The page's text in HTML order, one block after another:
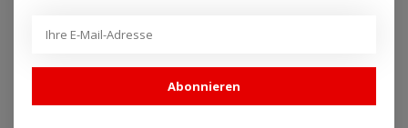
SCARABEO 400 Light (2006–
€430,95 €379,24 €430,95 €379,24
Abonnieren